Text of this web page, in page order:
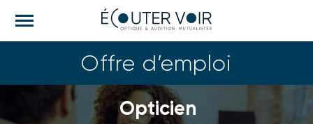
e
Offre d’emploi
Opticien